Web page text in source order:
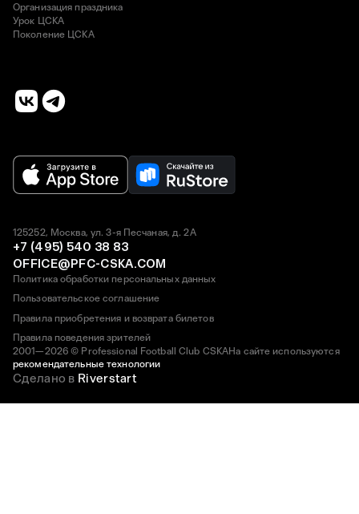
Организация праздника
Урок ЦСКА
Поколение ЦСКА
2001—2026 © Professional Football Club CSKAНа сайте используются
рекомендательные технологии
125252, Москва, ул. 3-я Песчаная, д. 2А
+7 (495) 540 38 83
OFFICE@PFC-CSKA.COM
Политика обработки персональных данных
Пользовательское соглашение
Правила приобретения и возврата билетов
Правила поведения зрителей
Сделано в Riverstart